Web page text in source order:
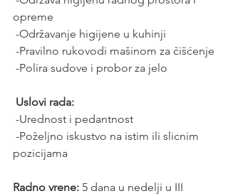
opreme
-Održavanje higijene u kuhinji
-Pravilno rukovodi mašinom za čišćenje
-Polira sudove i probor za jelo
Uslovi rada:
-Urednost i pedantnost
pozicijama
Radno vrene: 5 dana u nedelji u III